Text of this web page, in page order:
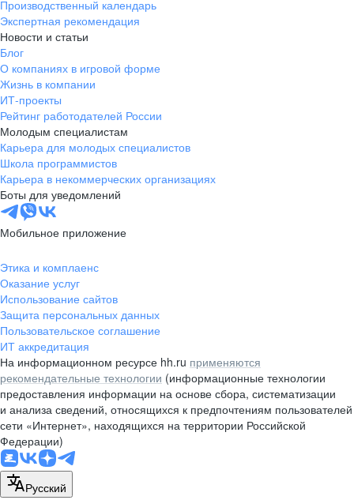
+7 423 202-33-28
pr@dv.hh.ru
Новосибирск
ул. Большевистская, д. 35,
помещение 21
+7 383 207-94-64
pr@nsk.hh.ru
Минск
пр-т Дзержинского, д. 57,
10 этаж, помещение 45-1
pr@rabota.by
Алматы
пр. Абая, д. 151, БЦ Алатау,
12 этаж, офис 1209
+7 727 232-13-13
pr@headhunter.com.kz
Производственный календарь
Экспертная рекомендация
Новости и статьи
Блог
О компаниях в игровой форме
Жизнь в компании
ИТ-проекты
Рейтинг работодателей России
Молодым специалистам
Карьера для молодых специалистов
Школа программистов
Карьера в некоммерческих организациях
Боты для уведомлений
Мобильное приложение
Этика и комплаенс
Оказание услуг
Использование сайтов
Защита персональных данных
Пользовательское соглашение
ИТ аккредитация
На информационном ресурсе hh.ru применяются
рекомендательные технологии (информационные технологии
предоставления информации на основе сбора, систематизации
и анализа сведений, относящихся к предпочтениям пользователей
сети «Интернет», находящихся на территории Российской
Федерации)
Русский